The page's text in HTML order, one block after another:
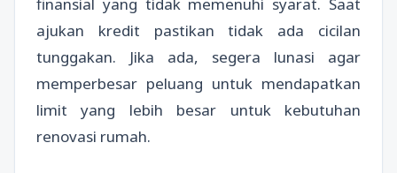
ajukan kredit pastikan tidak ada cicilan
tunggakan. Jika ada, segera lunasi agar
memperbesar peluang untuk mendapatkan
limit yang lebih besar untuk kebutuhan
renovasi rumah.